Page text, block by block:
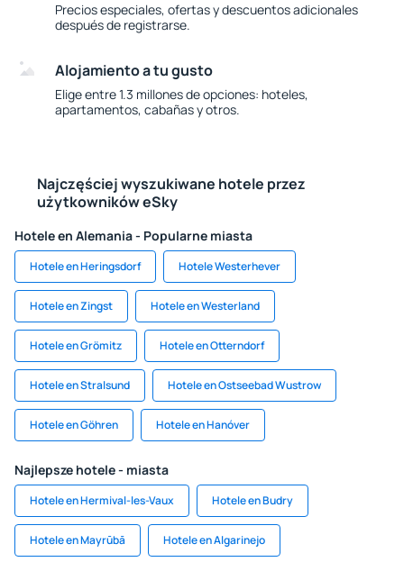
Precios especiales, ofertas y descuentos adicionales
después de registrarse.
Alojamiento a tu gusto
Elige entre 1.3 millones de opciones: hoteles,
apartamentos, cabañas y otros.
Najczęściej wyszukiwane hotele przez
użytkowników eSky
Hotele en Alemania - Popularne miasta
Hotele en Heringsdorf Hotele Westerhever
Hotele en Zingst Hotele en Westerland
Hotele en Grömitz Hotele en Otterndorf
Hotele en Stralsund Hotele en Ostseebad Wustrow
Hotele en Göhren Hotele en Hanóver
Najlepsze hotele - miasta
Hotele en Hermival-les-Vaux Hotele en Budry
Hotele en Mayrūbā Hotele en Algarinejo